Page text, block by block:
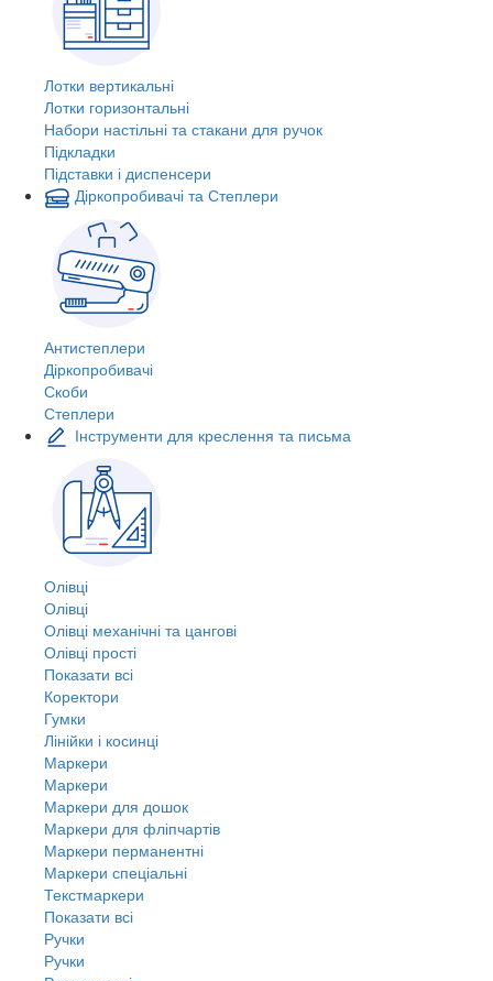
Лотки вертикальні
Лотки горизонтальні
Набори настільні та стакани для ручок
Підкладки
Підставки і диспенсери
Діркопробивачі та Степлери
Антистеплери
Діркопробивачі
Скоби
Степлери
Інструменти для креслення та письма
Олівці
Олівці
Олівці механічні та цангові
Олівці прості
Показати всі
Коректори
Гумки
Лінійки і косинці
Маркери
Маркери
Маркери для дошок
Маркери для фліпчартів
Маркери перманентні
Маркери спеціальні
Текстмаркери
Показати всі
Ручки
Ручки